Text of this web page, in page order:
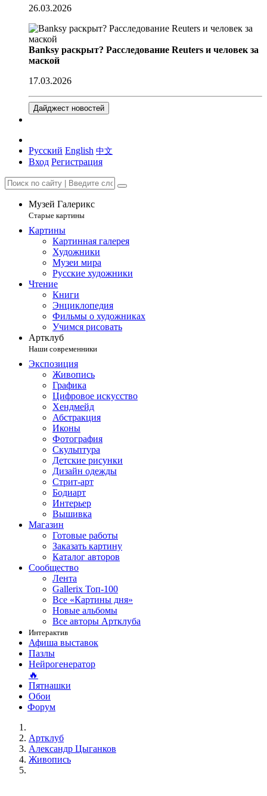
26.03.2026
Banksy раскрыт? Расследование Reuters и человек за
маской
17.03.2026
Дайджест новостей
Русский English 中文
Вход Регистрация
Музей Галерикс
Старые картины
Картины
Картинная галерея
Художники
Музеи мира
Русские художники
Чтение
Книги
Энциклопедия
Фильмы о художниках
Учимся рисовать
Артклуб
Наши современники
Экспозиция
Живопись
Графика
Цифровое искусство
Хендмейд
Абстракция
Иконы
Фотография
Скульптура
Детские рисунки
Дизайн одежды
Стрит-арт
Бодиарт
Интерьер
Вышивка
Магазин
Готовые работы
Заказать картину
Каталог авторов
Сообщество
Лента
Gallerix Топ-100
Все «Картины дня»
Новые альбомы
Все авторы Артклуба
Интерактив
Афиша выставок
Пазлы
Нейрогенератор
🔥
Пятнашки
Обои
Форум
Артклуб
Александр Цыганков
Живопись